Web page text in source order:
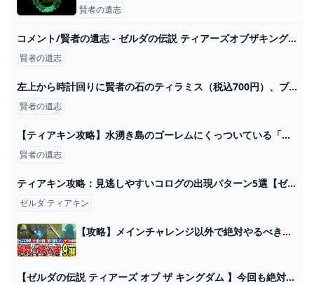
賢者の遺志
コメント/賢者の遺志 - ゼルダの伝説 ティアーズオブザキングダム 攻略Wiki ティアキン ： ヘイグ攻略まとめWiki
賢者の遺志
左上から時計回りに賢者の石のティラミス（税込700円）、ブラウニーボックス（税込800円）、ハグリッドのバースデーチーズケーキ（税込900円）、ニフラーのチョコレートムース（税込900円）。 - ハリポタ体験型施設はフードも充実！寮別プレート、ヘドウィグやニフラーのデザートも [画像ギャラリー 4/12] - 映画ナタリー
賢者の遺志
【ティアキン攻略】水湧き島のゴーレムにくっついている「賢者の遺志」。【ゼルダの伝説 ティアーズ オブ ザ キングダム】 - YouTube
賢者の遺志
ティアキン攻略：見逃しやすいコログの出現パターン5選【ゼルダ ティアーズ オブ ザ キングダム日記＃41】 - 電撃オンライン
ゼルダ ティアキン
【攻略】メインチャレンジ以外で絶対やるべきイベント9選【ゼルダの伝説ティアーズオブザキングダム/ティアキン】【ゆっくり解説】 - YouTube
【ゼルダの伝説 ティアーズ オブ ザ キングダム 】今回も絶対アツいだろ！ティアキン【初見プレイ】！※ネタバレ注意！#13 - YouTube